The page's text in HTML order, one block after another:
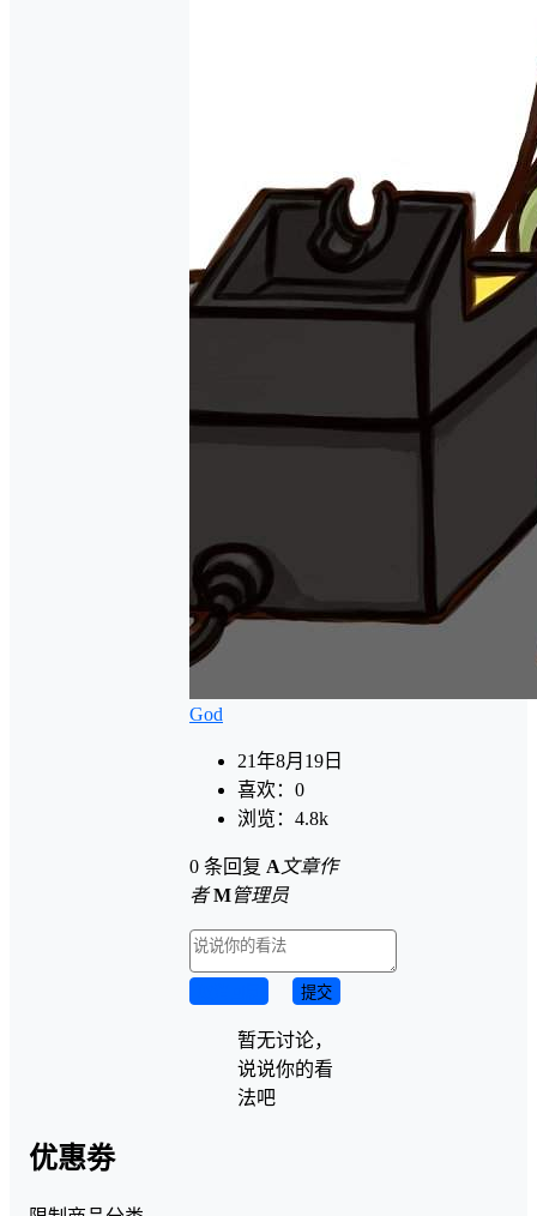
God
21年8月19日
喜欢： 0
浏览： 4.8k
0 条回复 A 文章作
者 M管理员
提交
暂无讨论，
说说你的看
法吧
优惠劵